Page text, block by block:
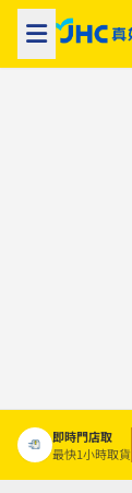
即時門店取
最快1小時取貨